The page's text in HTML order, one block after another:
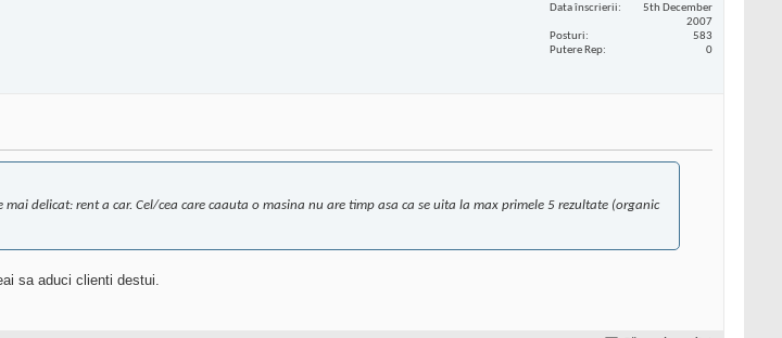
Data înscrierii
5th December
2007
Posturi
583
Putere Rep
0
delicat: rent a car. Cel/cea care caauta o masina nu are timp asa ca se uita la max primele 5 rezultate (organic
sa aduci clienti destui.